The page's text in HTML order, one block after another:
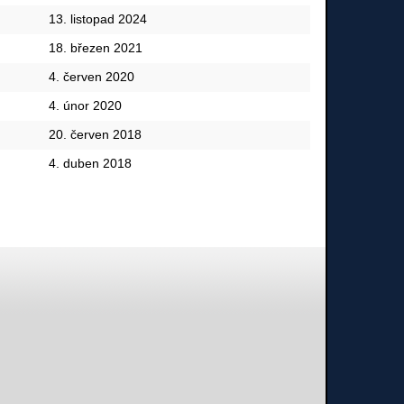
13. listopad 2024
18. březen 2021
4. červen 2020
4. únor 2020
20. červen 2018
4. duben 2018